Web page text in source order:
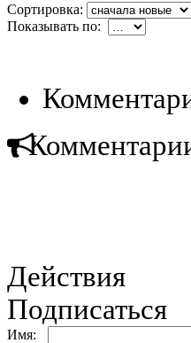
Сортировка:
Показывать по:
Действия
Подписаться
Имя: